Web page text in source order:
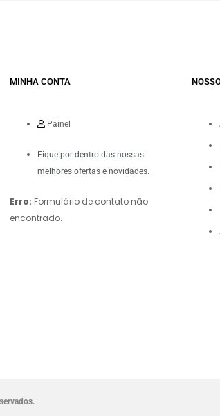
MINHA CONTA
Painel
Fique por dentro das nossas
melhores ofertas e novidades.
Erro: Formulário de contato não
encontrado.